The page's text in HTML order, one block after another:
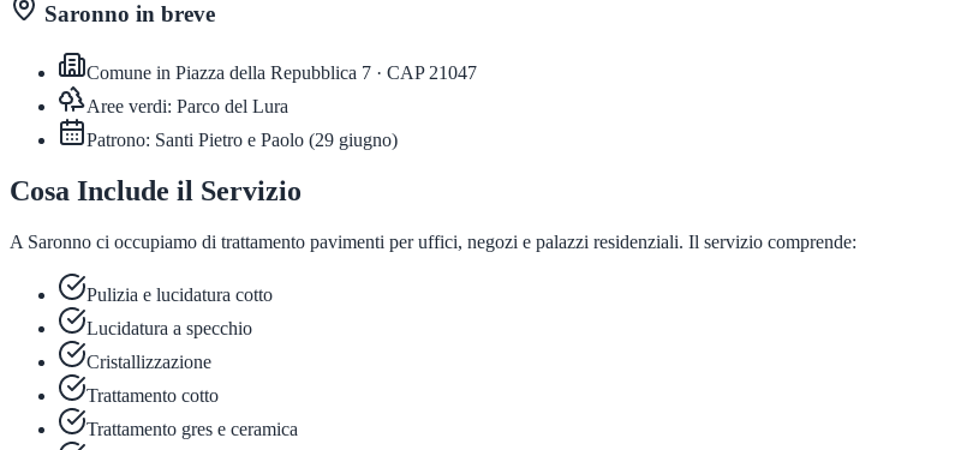
Saronno in breve
Comune in Piazza della Repubblica 7 · CAP 21047
Aree verdi: Parco del Lura
Patrono: Santi Pietro e Paolo (29 giugno)
Cosa Include il Servizio
A Saronno ci occupiamo di trattamento pavimenti per uffici, negozi e palazzi residenziali. Il servizio comprende:
Pulizia e lucidatura cotto
Lucidatura a specchio
Cristallizzazione
Trattamento cotto
Trattamento gres e ceramica